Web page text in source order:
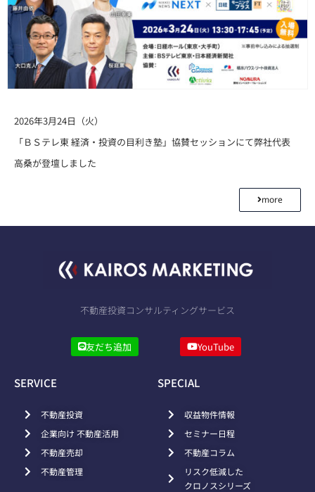
2026年3月24日（火）
「ＢＳテレ東 経済・投資の目利き塾」協賛セッションにて弊社代表
高桑が登壇しました
more
不動産投資コンサルティングサービス
友だち追加 YouTube
SERVICE
不動産投資
企業向け 不動産活用
不動産売却
不動産管理
SPECIAL
収益物件情報
セミナー日程
不動産コラム
リスク低減した
クロノスシリーズ